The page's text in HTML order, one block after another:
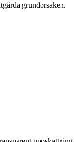
grundorsaken.